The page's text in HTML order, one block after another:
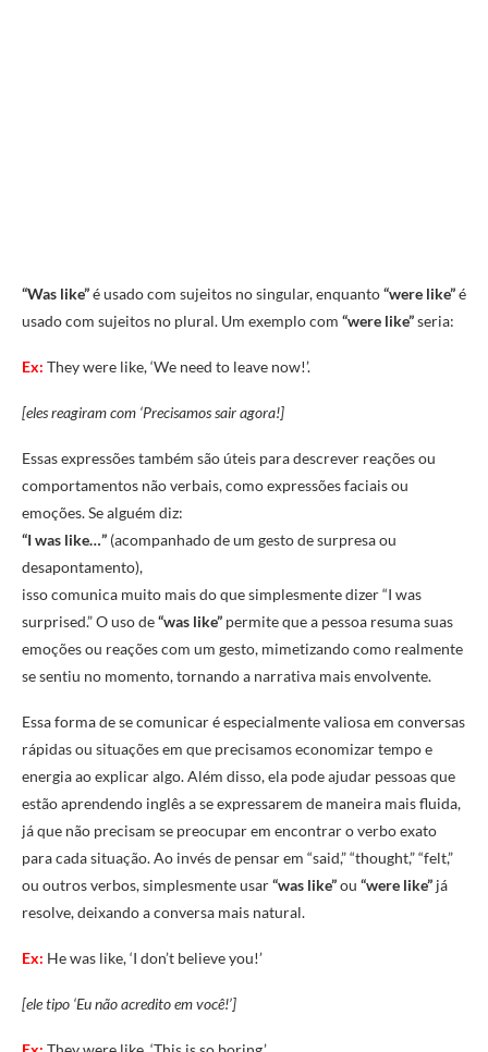
“Was like”é usado com sujeitos no singular, enquanto“were like”é
usado com sujeitos no plural. Um exemplo com “were like”seria:
Ex: They were like, ‘We need to leave now!’.
[eles reagiram com ‘Precisamos sair agora!]
Essas expressões também são úteis para descrever reações ou
comportamentos não verbais, como expressões faciais ou
emoções. Se alguém diz:
“I was like…” (acompanhado de um gesto de surpresa ou
desapontamento),
isso comunica muito mais do que simplesmente dizer “I was
surprised.” O uso de“was like” permite que a pessoa resuma suas
emoções ou reações com um gesto, mimetizando como realmente
se sentiu no momento, tornando a narrativa mais envolvente.
Essa forma de se comunicar é especialmente valiosa em conversas
rápidas ou situações em que precisamos economizar tempo e
energia ao explicar algo. Além disso, ela pode ajudar pessoas que
estão aprendendo inglês a se expressarem de maneira mais fluida,
já que não precisam se preocupar em encontrar o verbo exato
para cada situação. Ao invés de pensar em “said,” “thought,” “felt,”
ou outros verbos, simplesmente usar“was like”ou “were like” já
resolve, deixando a conversa mais natural.
Ex: He was like, ‘I don’t believe you!’
[ele tipo ‘Eu não acredito em você!’]